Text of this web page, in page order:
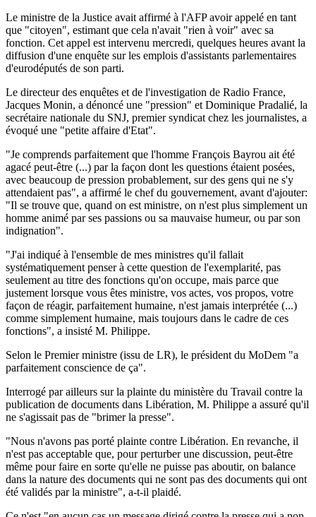
Le ministre de la Justice avait affirmé à l'AFP avoir appelé en tant
que "citoyen", estimant que cela n'avait "rien à voir" avec sa
fonction. Cet appel est intervenu mercredi, quelques heures avant la
diffusion d'une enquête sur les emplois d'assistants parlementaires
d'eurodéputés de son parti.
Le directeur des enquêtes et de l'investigation de Radio France,
Jacques Monin, a dénoncé une "pression" et Dominique Pradalié, la
secrétaire nationale du SNJ, premier syndicat chez les journalistes, a
évoqué une "petite affaire d'Etat".
"Je comprends parfaitement que l'homme François Bayrou ait été
agacé peut-être (...) par la façon dont les questions étaient posées,
avec beaucoup de pression probablement, sur des gens qui ne s'y
attendaient pas", a affirmé le chef du gouvernement, avant d'ajouter:
"Il se trouve que, quand on est ministre, on n'est plus simplement un
homme animé par ses passions ou sa mauvaise humeur, ou par son
indignation".
"J'ai indiqué à l'ensemble de mes ministres qu'il fallait
systématiquement penser à cette question de l'exemplarité, pas
seulement au titre des fonctions qu'on occupe, mais parce que
justement lorsque vous êtes ministre, vos actes, vos propos, votre
façon de réagir, parfaitement humaine, n'est jamais interprétée (...)
comme simplement humaine, mais toujours dans le cadre de ces
fonctions", a insisté M. Philippe.
Selon le Premier ministre (issu de LR), le président du MoDem "a
parfaitement conscience de ça".
Interrogé par ailleurs sur la plainte du ministère du Travail contre la
publication de documents dans Libération, M. Philippe a assuré qu'il
ne s'agissait pas de "brimer la presse".
"Nous n'avons pas porté plainte contre Libération. En revanche, il
n'est pas acceptable que, pour perturber une discussion, peut-être
même pour faire en sorte qu'elle ne puisse pas aboutir, on balance
dans la nature des documents qui ne sont pas des documents qui ont
été validés par la ministre", a-t-il plaidé.